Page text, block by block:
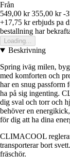
Från
549,00 kr 355,00 kr -
+17,75 krerbjuds pa
bestallning har
Loading...
Beskrivning
Spring iväg milen,
med komforten och
har en snug passform
ha på sig ingenting.
dig sval och torr och
behöver en
för dig att ha dina
CLIMACOOL
transporterar bort
fräschör.